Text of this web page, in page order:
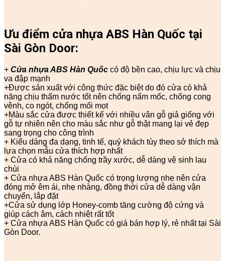
Ưu điểm cửa nhựa ABS Hàn Quốc tại
Sài Gòn Door:
+ Cửa nhựa ABS Hàn Quốc có độ bền cao, chịu lực và chịu
va đập mạnh
+Được sản xuất với công thức đặc biệt do đó cửa có khả
năng chịu thấm nước tốt nên chống nấm mốc, chống cong
vênh, co ngót, chống mối mọt
+Màu sắc cửa được thiết kế với nhiều vân gỗ giả giống với
gỗ tự nhiên nên cho màu sắc như gỗ thật mang lại vẻ đẹp
sang trọng cho công trình
+ Kiểu dáng đa dạng, tinh tế, quý khách tùy theo sở thích mà
lựa chọn mẫu cửa thích hợp nhất
+ Cửa có khả năng chống trầy xước, dễ dàng vệ sinh lau
chùi
+ Cửa nhựa ABS Hàn Quốc có trọng lượng nhẹ nên cửa
đóng mở êm ái, nhẹ nhàng, đồng thời cửa dễ dàng vận
chuyển, lắp đặt
+Cửa sử dụng lớp Honey-comb tăng cường độ cứng và
giúp cách âm, cách nhiệt rất tốt
+ Cửa nhựa ABS Hàn Quốc có giá bán hợp lý, rẻ nhất tại Sài
Gòn Door.